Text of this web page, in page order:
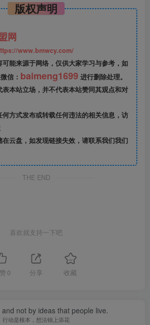
版权声明
网
www.bmwcy.com/
能来源于网络，仅供大家学习与参考，如
信： baimeng1699 进行删除处理。
本站立场，并不代表本站赞同其观点和对
方式发布或转载任何违法的相关信息，访
云盘，如发现链接失效，请联系我们我们
THE END
喜欢就支持一下吧
0 分享 收藏
not by ideas that people live.
行动是根本，想法锦上添花